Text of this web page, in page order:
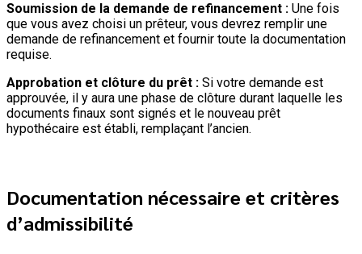
Soumission de la demande de refinancement : Une fois
que vous avez choisi un prêteur, vous devrez remplir une
demande de refinancement et fournir toute la documentation
requise.
Approbation et clôture du prêt : Si votre demande est
approuvée, il y aura une phase de clôture durant laquelle les
documents finaux sont signés et le nouveau prêt
hypothécaire est établi, remplaçant l’ancien.
Documentation nécessaire et critères
d’admissibilité